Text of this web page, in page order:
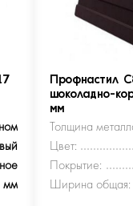
мм
Профнастил
шоколадно-
мм
Толщина
Цвет:
Покрытие:
Ширина общая: